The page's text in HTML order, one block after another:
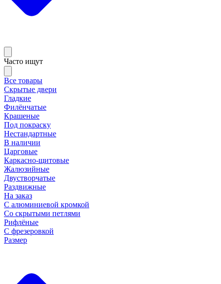
Часто ищут
Все товары
Скрытые двери
Гладкие
Филёнчатые
Крашеные
Под покраску
Нестандартные
В наличии
Царговые
Каркасно-щитовые
Жалюзийные
Двустворчатые
Раздвижные
На заказ
С алюминиевой кромкой
Со скрытыми петлями
Рифлёные
С фрезеровкой
Размер